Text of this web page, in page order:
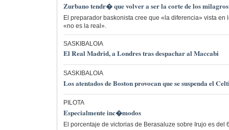
Zurbano tendr� que volver a ser la corte de los milagros
El preparador baskonista cree que «la diferencia» vista en
«no es la real».
SASKIBALOIA
El Real Madrid, a Londres tras despachar al Maccabi
SASKIBALOIA
Los atentados de Boston provocan que se suspenda el
PILOTA
Especialmente inc�modos
El porcentaje de victorias de Berasaluze sobre Irujo es del